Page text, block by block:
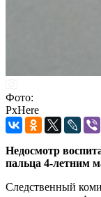
Фото:
PxHere
Недосмотр
пальца 4-летним
Следственный